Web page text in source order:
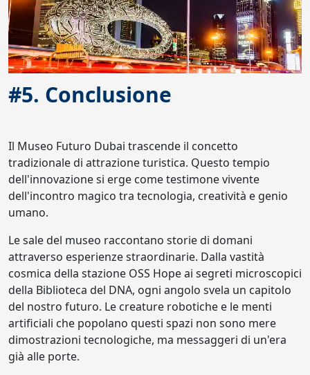
#5. Conclusione
Il Museo Futuro Dubai trascende il concetto
tradizionale di attrazione turistica. Questo tempio
dell'innovazione si erge come testimone vivente
dell'incontro magico tra tecnologia, creatività e genio
umano.
Le sale del museo raccontano storie di domani
attraverso esperienze straordinarie. Dalla vastità
cosmica della stazione OSS Hope ai segreti microscopici
della Biblioteca del DNA, ogni angolo svela un capitolo
del nostro futuro. Le creature robotiche e le menti
artificiali che popolano questi spazi non sono mere
dimostrazioni tecnologiche, ma messaggeri di un'era
già alle porte.